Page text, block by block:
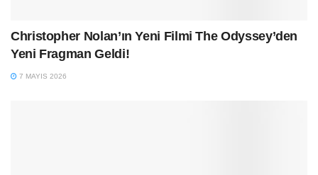
Christopher Nolan’ın Yeni Filmi The Odyssey’den
Yeni Fragman Geldi!
7 MAYIS 2026